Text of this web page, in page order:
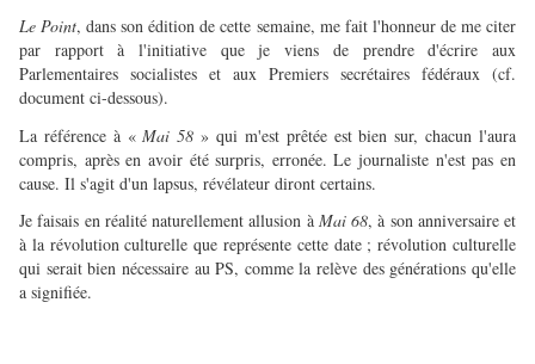
Le Point, dans son édition de cette semaine, me fait l'honneur de me citer
par rapport à l'initiative que je viens de prendre d'écrire aux
Parlementaires socialistes et aux Premiers secrétaires fédéraux (cf.
document ci-dessous).
La référence à « Mai 58 » qui m'est prêtée est bien sur, chacun l'aura
compris, après en avoir été surpris, erronée. Le journaliste n'est pas en
cause. Il s'agit d'un lapsus, révélateur diront certains.
Je faisais en réalité naturellement allusion à Mai 68, à son anniversaire et
à la révolution culturelle que représente cette date ; révolution culturelle
qui serait bien nécessaire au PS, comme la relève des générations qu'elle
a signifiée.